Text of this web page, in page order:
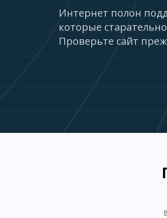
Интернет полон
которые
Проверьте сайт